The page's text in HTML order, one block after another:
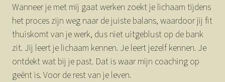
Wanneer je met mij gaat werken zoekt je lichaam tijdens
het proces zijn weg naar de juiste balans, waardoor jij fit
thuiskomt van je werk, dus niet uitgeblust op de bank
zit. Jij leert je lichaam kennen. Je leert jezelf kennen. Je
ontdekt wat bij je past. Dat is waar mijn coaching op
geënt is. Voor de rest van je leven.